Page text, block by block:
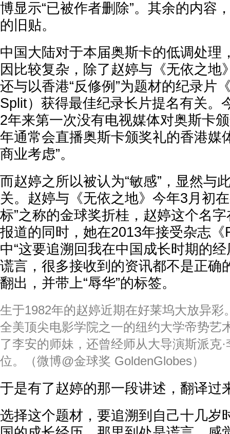
博显示“已被作者删除”。其余的内容
的旧贴。
中国大陆对于本届奥斯卡的低调处理
因比较复杂，除了赵婷与《无依之地
还与以香港“反修例”为题材的纪录片
Split）获得最佳纪录长片提名有关。
2年来第一次没有电视媒体对奥斯卡
年通常会直播奥斯卡颁奖礼的香港媒
商业考虑”。
而赵婷之所以被认为“敏感”，显然与
关。赵婷与《无依之地》今年3月初
标”之称的金球奖折桂，赵婷这个名
报道的同时，她在2013年接受杂志
中“这要追溯回我在中国成长时期的
谎言，很多接收到的资讯都不是正确
翻出，并带上“辱华”的标签。
生于1982年的赵婷近期在好莱坞大放异彩
全美顶尖电影学院之一的纽约大学帝势艺
了李安的师妹，还曾经师从大导演斯派克
位。（微博@金球奖 GoldenGlobes）
于是有了赵婷的那一段讲述，翻译过
选择这个题材，要追溯到自己十几岁